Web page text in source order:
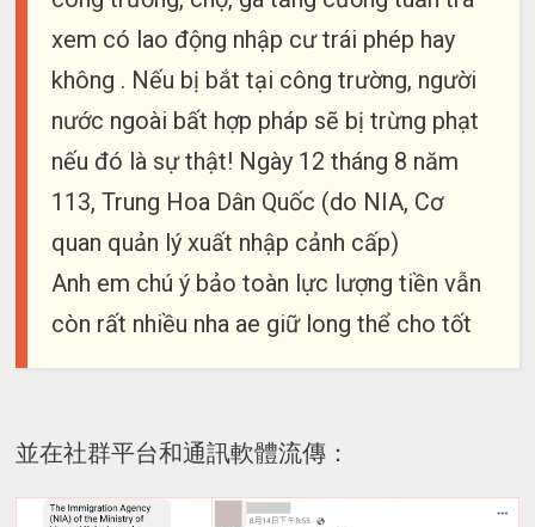
xem có lao động nhập cư trái phép hay
không . Nếu bị bắt tại công trường, người
nước ngoài bất hợp pháp sẽ bị trừng phạt
nếu đó là sự thật! Ngày 12 tháng 8 năm
113, Trung Hoa Dân Quốc (do NIA, Cơ
quan quản lý xuất nhập cảnh cấp)
Anh em chú ý bảo toàn lực lượng tiền vẫn
còn rất nhiều nha ae giữ long thể cho tốt
並在社群平台和通訊軟體流傳：